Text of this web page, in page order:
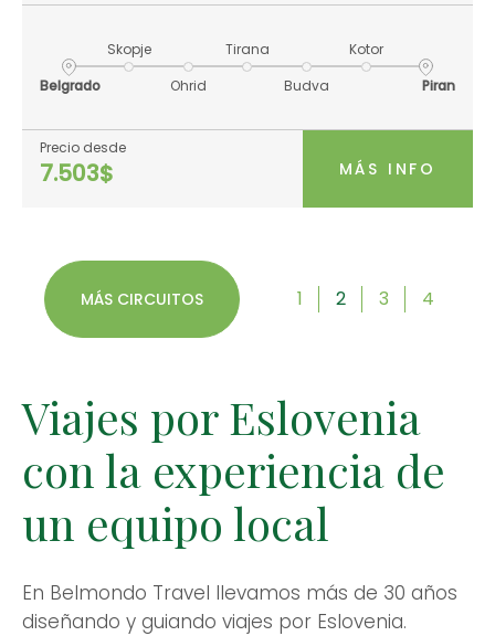
Belgrado
Skopje
Ohrid
Tirana
Budva
Kotor
Piran
Precio desde
7.503$ MÁS INFO
MÁS CIRCUITOS 1 2 3 4
Viajes por Eslovenia
con la experiencia de
un equipo local
En Belmondo Travel llevamos más de 30 años
diseñando y guiando viajes por Eslovenia.